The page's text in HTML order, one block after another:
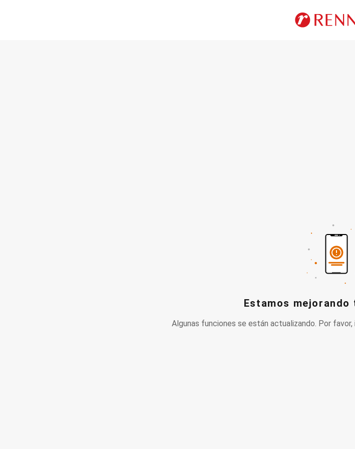
Estamos mejorando
Algunas funciones se están actualizando. Por